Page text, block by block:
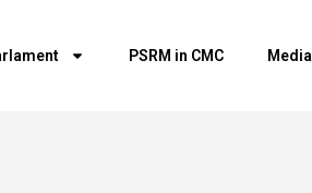
PSRM in CMC Media